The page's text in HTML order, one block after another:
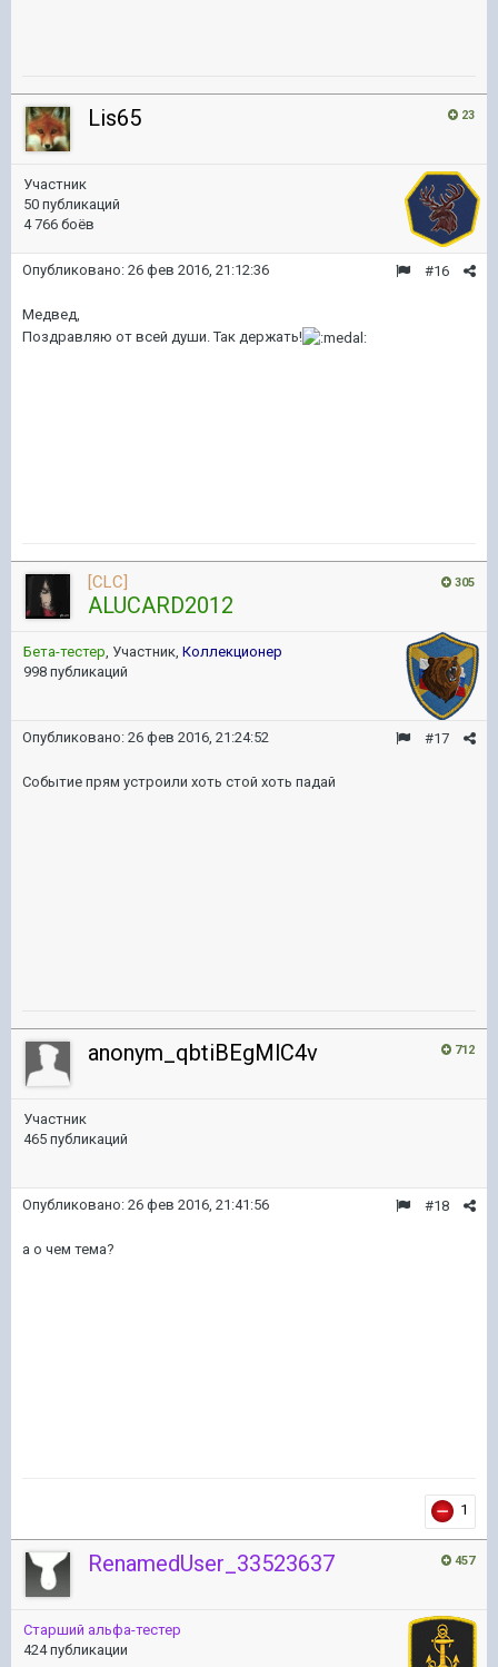
23
Lis65
Участник
50 публикаций
4 766 боёв
#16
Опубликовано: 26 фев 2016, 21:12:36
Медвед,
Поздравляю от всей души. Так держать!
305
[CLC]
ALUCARD2012
Бета-тестер, Участник, Коллекционер
998 публикаций
#17
Опубликовано: 26 фев 2016, 21:24:52
Событие прям устроили хоть стой хоть падай
712
anonym_qbtiBEgMlC4v
Участник
465 публикаций
#18
Опубликовано: 26 фев 2016, 21:41:56
а о чем тема?
1
457
RenamedUser_33523637
Старший альфа-тестер
424 публикации